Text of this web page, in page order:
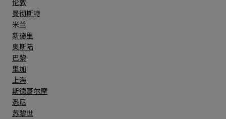
伦敦
曼彻斯特
米兰
新德里
奥斯陆
巴黎
里加
上海
斯德哥尔摩
悉尼
苏黎世